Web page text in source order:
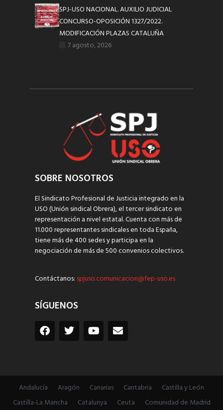
SPJ-USO NACIONAL. AUXILIO JUDICIAL
CONCURSO-OPOSICIÓN 1327/2022.
MODIFICACIÓN PLAZAS CATALUÑA
7 agosto, 2026
SOBRE NOSOTROS
El Sindicato Profesional de Justicia integrado en la
USO (Unión sindical Obrera), el tercer sindicato en
representación a nivel estatal. Cuenta con más de
11.000 representantes sindicales en toda España,
tiene más de 400 sedes y participa en la
negociación de más de 500 convenios colectivos.
Contáctanos: spjuso.comunicacion@fep-uso.es
SÍGUENOS
Andalucía Aragón Canarias Cantabria
Castilla y León
Castilla-La Mancha
Catalunya Ceuta Comunidad de Madrid